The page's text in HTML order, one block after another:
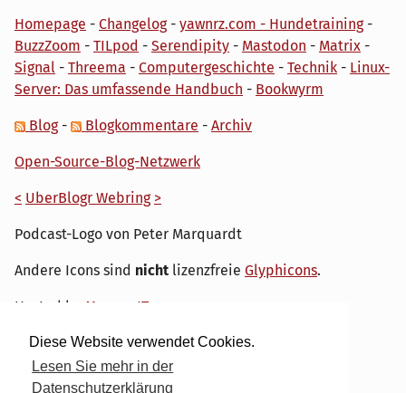
Diese Website verwendet Cookies.
Lesen Sie mehr in der
Datenschutzerklärung
Homepage - Changelog- yawnrz.com - Hundetraining-
BuzzZoom - TILpod - Serendipity - Mastodon - Matrix -
Signal - Threema - Computergeschichte - Technik - Linux-
Server: Das umfassende Handbuch - Bookwyrm
Blog- Blogkommentare - Archiv
Open-Source-Blog-Netzwerk
< UberBlogr Webring >
Podcast-Logo von Peter Marquardt
Andere Icons sind nicht lizenzfreie Glyphicons.
Hosted by My own IT.